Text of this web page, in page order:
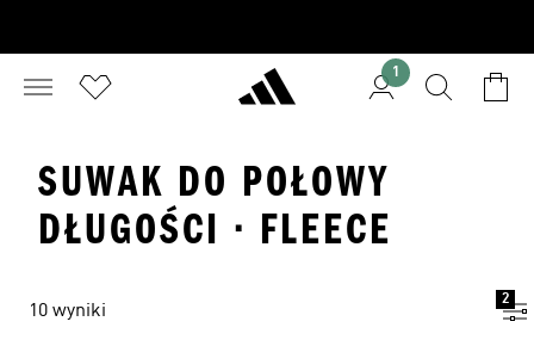
1
SUWAK DO POŁOWY
DŁUGOŚCI · FLEECE
10 wyniki
2